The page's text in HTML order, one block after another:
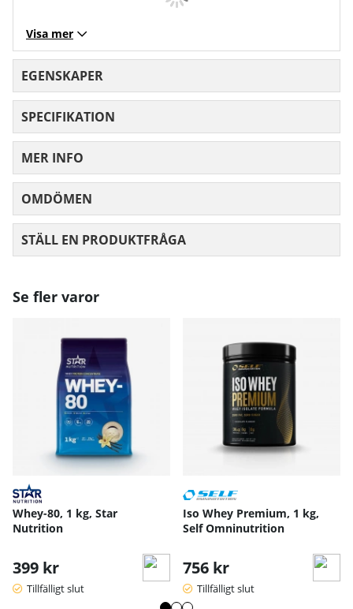
Visa mer
EGENSKAPER
SPECIFIKATION
MER INFO
OMDÖMEN
STÄLL EN PRODUKTFRÅGA
Se fler varor
Whey-80, 1 kg, Star
Nutrition
399 kr
Tillfälligt slut
Iso Whey Premium, 1 kg,
Self Omninutrition
756 kr
Tillfälligt slut